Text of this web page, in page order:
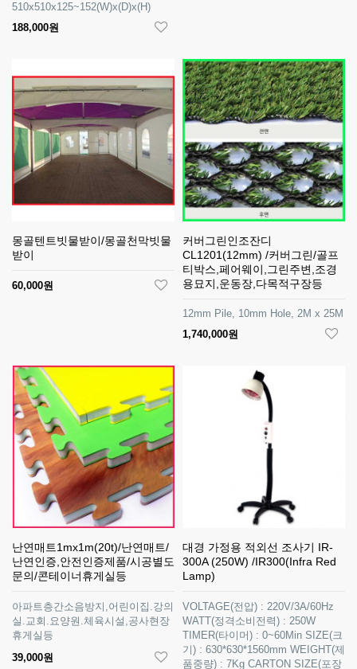
510x510x125~152(W)x(D)x(H)
188,000원
몽골텐트빗물받이/몽골천막빗물
받이
60,000원
커버그린인조잔디
CL1201(12mm) /커버그린/골프
티박스,페어웨이,그린주변,조경
용묘지,운동장,다목적구장등
12mm Pile, 10mm Hole, 2M x 25M
1,740,000원
난연매트1mx1m(20t)/난연매트/
난연인증,안전인증제품/시공별도
문의/콘테이너휴게실등
아파트층간소음방지,어린이집.강의
실.교회.요양원.체육시설,공사현장
휴게실등
39,000원
대경 가정용 적외선 조사기 IR-
300A (250W) /IR300(Infra Red
Lamp)
VOLTAGE(전압) : 220V/3A/60Hz
WATT(정격소비전력) : 250W
TIMER(타이머) : 0~60Min SIZE(크
기) : 630*630*1560mm WEIGHT(제
품중량) : 7Kg CARTON SIZE(포장